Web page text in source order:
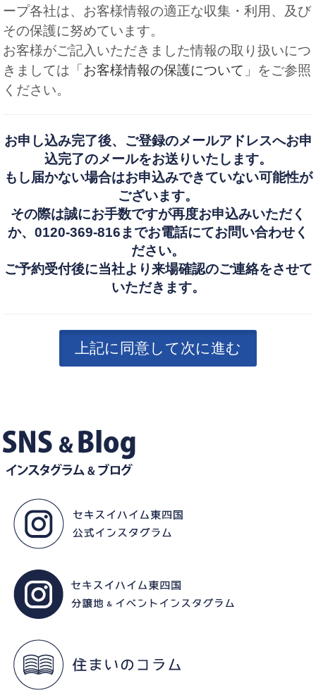
ープ各社は、お客様情報の適正な収集・利用、及び
その保護に努めています。
お客様がご記入いただきました情報の取り扱いにつ
きましては「 お客様情報の保護について 」をご参照
ください。
お申し込み完了後、ご登録のメールアドレスへお申
込完了のメールをお送りいたします。
もし届かない場合はお申込みできていない可能性が
ございます。
その際は誠にお手数ですが再度お申込みいただく
か、0120-369-816までお電話にてお問い合わせく
ださい。
ご予約受付後に当社より来場確認のご連絡をさせて
いただきます。